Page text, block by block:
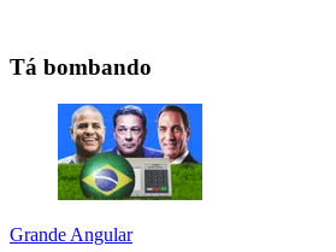
Tá bombando
Grande Angular